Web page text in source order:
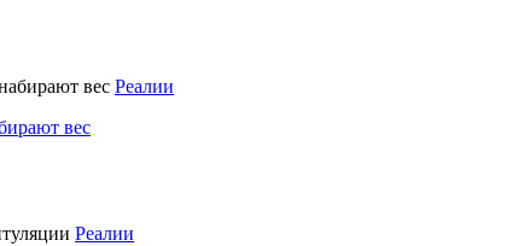
Реалии
вес
Реалии